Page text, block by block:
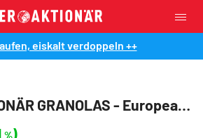
eiskalt verdoppeln ++
DER AKTIONÄR GRANOLAS - European Champ Cer (MSCI)
%)